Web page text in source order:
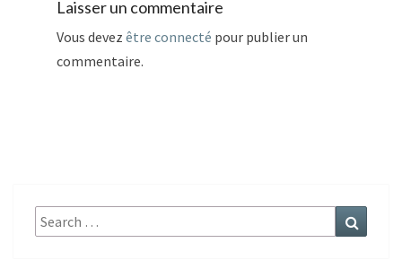
Laisser un commentaire
Vous devez être connecté pour publier un
commentaire.
Search
for: